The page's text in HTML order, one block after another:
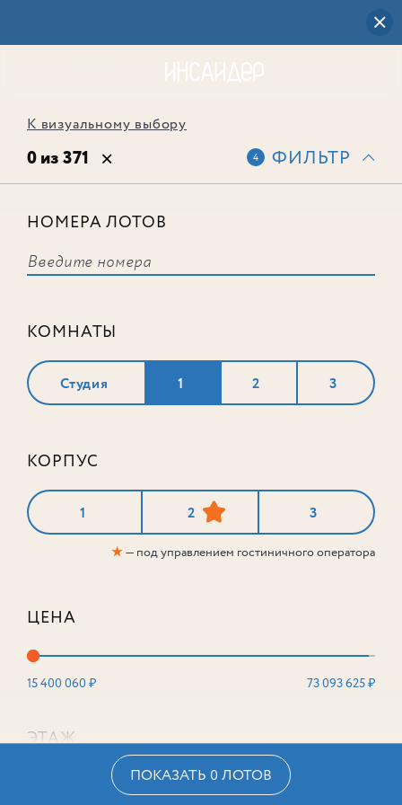
К визуальному выбору
0 из 371 4 ФИЛЬТР
НОМЕРА ЛОТОВ
КОМНАТЫ
Студия 1 2 3
КОРПУС
1 2 3
★— под управлением гостиничного оператора
ЦЕНА
15 400 060 ₽ 73 093 625 ₽
ЭТАЖ
ПОКАЗАТЬ 0 ЛОТОВ
соответствует ни одного лота